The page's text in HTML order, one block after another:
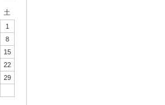
土
1
8
15
22
29